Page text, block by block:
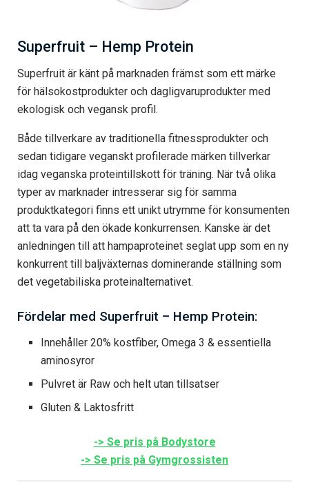
Superfruit – Hemp Protein
Superfruit är känt på marknaden främst som ett märke
för hälsokostprodukter och dagligvaruprodukter med
ekologisk och vegansk profil.
Både tillverkare av traditionella fitnessprodukter och
sedan tidigare veganskt profilerade märken tillverkar
idag veganska proteintillskott för träning. När två olika
typer av marknader intresserar sig för samma
produktkategori finns ett unikt utrymme för konsumenten
att ta vara på den ökade konkurrensen. Kanske är det
anledningen till att hampaproteinet seglat upp som en ny
konkurrent till baljväxternas dominerande ställning som
det vegetabiliska proteinalternativet.
Fördelar med Superfruit – Hemp Protein:
Innehåller 20% kostfiber, Omega 3 & essentiella
aminosyror
Pulvret är Raw och helt utan tillsatser
Gluten & Laktosfritt
-> Se pris på Bodystore
-> Se pris på Gymgrossisten